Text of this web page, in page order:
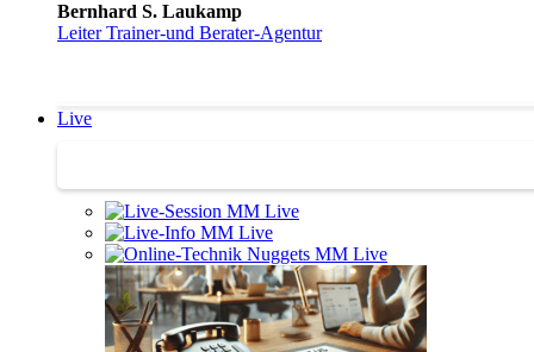
Bernhard S. Laukamp
Leiter Trainer-und Berater-Agentur
Live